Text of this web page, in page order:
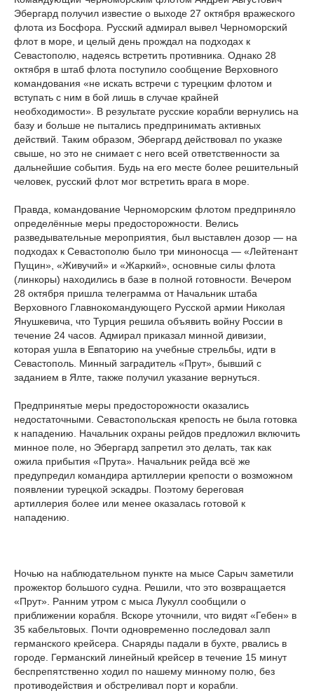
Эбергард получил известие о выходе 27 октября вражеского
флота из Босфора. Русский адмирал вывел Черноморский
флот в море, и целый день прождал на подходах к
Севастополю, надеясь встретить противника. Однако 28
октября в штаб флота поступило сообщение Верховного
командования «не искать встречи с турецким флотом и
вступать с ним в бой лишь в случае крайней
необходимости». В результате русские корабли вернулись на
базу и больше не пытались предпринимать активных
действий. Таким образом, Эбергард действовал по указке
свыше, но это не снимает с него всей ответственности за
дальнейшие события. Будь на его месте более решительный
человек, русский флот мог встретить врага в море.
Правда, командование Черноморским флотом предприняло
определённые меры предосторожности. Велись
разведывательные мероприятия, был выставлен дозор — на
подходах к Севастополю было три миноносца — «Лейтенант
Пущин», «Живучий» и «Жаркий», основные силы флота
(линкоры) находились в базе в полной готовности. Вечером
28 октября пришла телеграмма от Начальник штаба
Верховного Главнокомандующего Русской армии Николая
Янушкевича, что Турция решила объявить войну России в
течение 24 часов. Адмирал приказал минной дивизии,
которая ушла в Евпаторию на учебные стрельбы, идти в
Севастополь. Минный заградитель «Прут», бывший с
заданием в Ялте, также получил указание вернуться.
Предпринятые меры предосторожности оказались
недостаточными. Севастопольская крепость не была готовка
к нападению. Начальник охраны рейдов предложил включить
минное поле, но Эбергард запретил это делать, так как
ожила прибытия «Прута». Начальник рейда всё же
предупредил командира артиллерии крепости о возможном
появлении турецкой эскадры. Поэтому береговая
артиллерия более или менее оказалась готовой к
нападению.
Ночью на наблюдательном пункте на мысе Сарыч заметили
прожектор большого судна. Решили, что это возвращается
«Прут». Ранним утром с мыса Лукулл сообщили о
приближении корабля. Вскоре уточнили, что видят «Гебен» в
35 кабельтовых. Почти одновременно последовал залп
германского крейсера. Снаряды падали в бухте, рвались в
городе. Германский линейный крейсер в течение 15 минут
беспрепятственно ходил по нашему минному полю, без
противодействия и обстреливал порт и корабли.